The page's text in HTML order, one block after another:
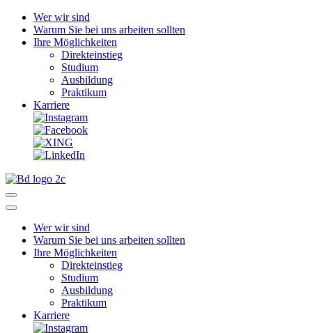
Wer wir sind
Warum Sie bei uns arbeiten sollten
Ihre Möglichkeiten
Direkteinstieg
Studium
Ausbildung
Praktikum
Karriere
Wer wir sind
Warum Sie bei uns arbeiten sollten
Ihre Möglichkeiten
Direkteinstieg
Studium
Ausbildung
Praktikum
Karriere